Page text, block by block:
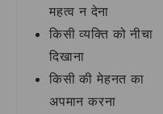
महत्व न देना
किसी व्यक्ति को नीचा
दिखाना
किसी की मेहनत का
अपमान करना